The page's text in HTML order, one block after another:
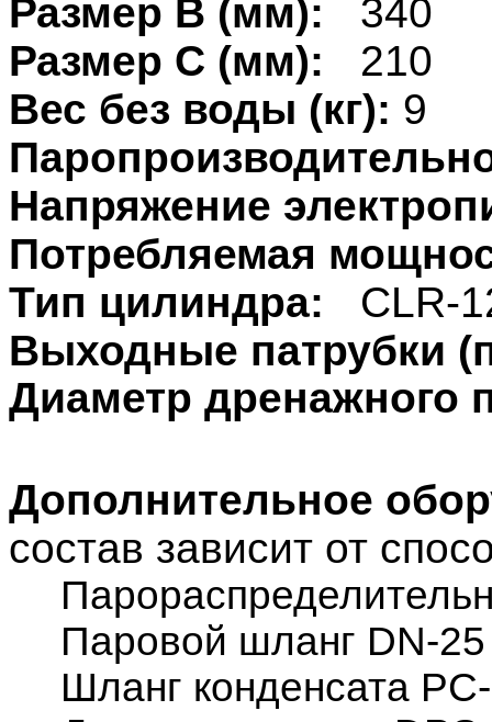
Размер В (мм): 340
Размер С (мм): 210
Вес без воды (кг): 9
Напряжение
Потребляемая
Тип цилиндра: CLR-
Выходные патрубки
Диаметр
Дополнительное
состав зависит от
Паровой шланг DN-25
Шланг конденсата